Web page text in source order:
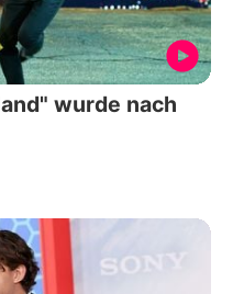
wurde nach